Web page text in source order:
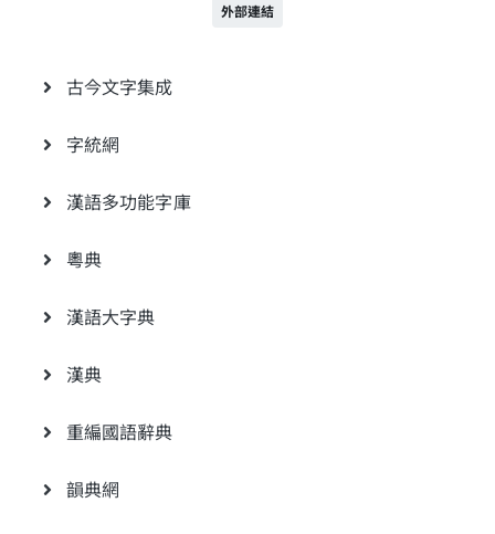
外部連結
古今文字集成
字統網
漢語多功能字庫
粵典
漢語大字典
漢典
重編國語辭典
韻典網